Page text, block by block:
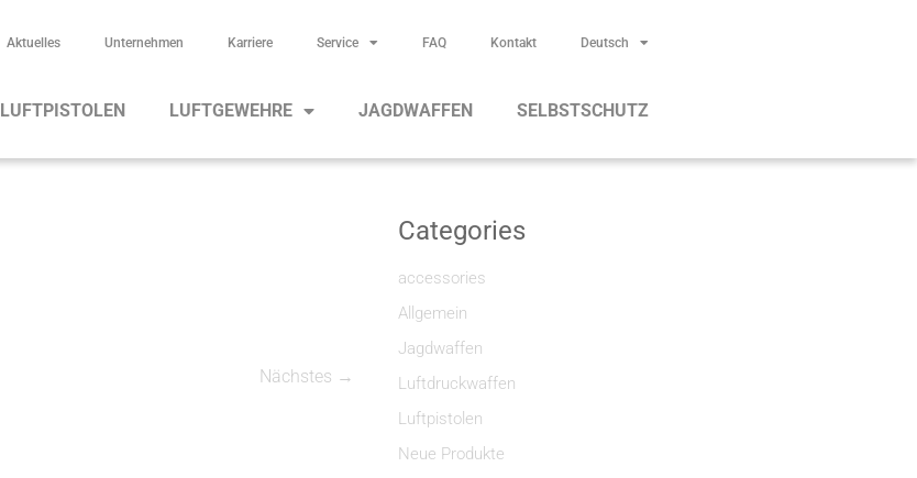
Aktuelles Unternehmen Karriere Service FAQ Kontakt Deutsch
LUFTPISTOLEN LUFTGEWEHRE JAGDWAFFEN SELBSTSCHUTZ
Nächstes →
Categories
accessories
Allgemein
Jagdwaffen
Luftdruckwaffen
Luftpistolen
Neue Produkte